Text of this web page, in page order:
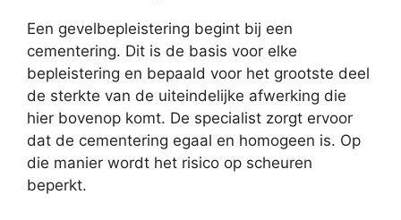
Een gevelbepleistering begint bij een
cementering. Dit is de basis voor elke
bepleistering en bepaald voor het grootste deel
de sterkte van de uiteindelijke afwerking die
hier bovenop komt. De specialist zorgt ervoor
dat de cementering egaal en homogeen is. Op
die manier wordt het risico op scheuren
beperkt.